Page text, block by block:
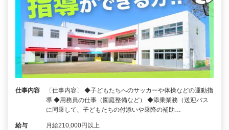
仕事内容
〔仕事内容〕 ◆子どもたちへのサッカーや体操などの運動指
導 ◆用務員の仕事（園庭整備など） ◆添乗業務（送迎バス
に同乗して、子どもたちの付添いや乗降の補助…
給与 月給210,000円以上